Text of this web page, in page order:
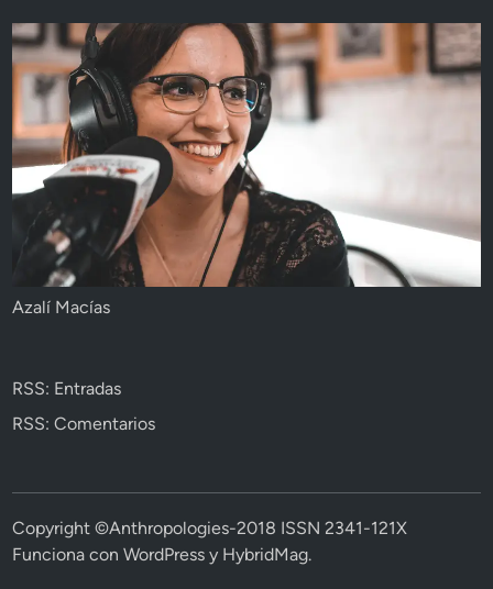
Azalí Macías
RSS: Entradas
RSS: Comentarios
Copyright ©Anthropologies-2018 ISSN 2341-121X
Funciona conWordPress y HybridMag.